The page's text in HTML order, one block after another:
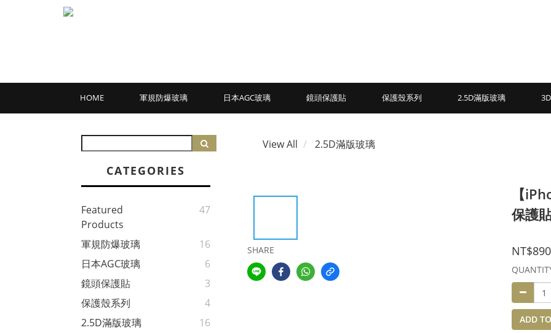
HOME 軍規防爆玻璃 日本AGC玻璃 鏡頭保護貼 保護殼系列 2.5D滿版玻璃
CATEGORIES
Featured
Products
47
軍規防爆玻璃
16
日本AGC玻璃
6
鏡頭保護貼
3
保護殼系列
4
2.5D滿版玻璃
16
View All 2.5D滿版玻璃
SHARE
【
保護
NT$890
ADD